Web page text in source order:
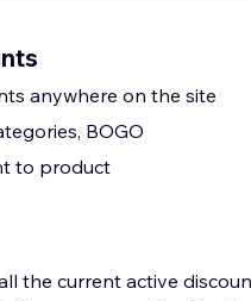
anywhere on the site
BOGO
to product
current active discounts